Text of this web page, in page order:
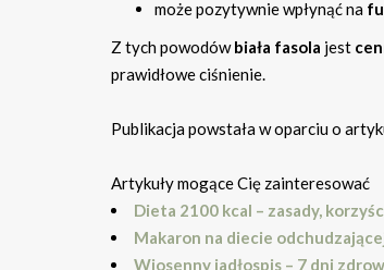
może pozytywnie wpłynąć na
Z tych powodówbiała fasola jest
prawidłowe ciśnienie.
Publikacja powstała w oparciu o
Artykuły mogące Cię zainteresować
Dieta 2100 kcal – zasady,
Makaron na diecie
Wiosenny jadłospis – 7 dni